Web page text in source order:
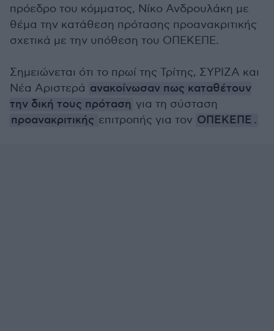
πρόεδρο του κόμματος, Νίκο Ανδρουλάκη με
θέμα την κατάθεση πρότασης προανακριτικής
σχετικά με την υπόθεση του ΟΠΕΚΕΠΕ.
Σημειώνεται ότι το πρωί της Τρίτης, ΣΥΡΙΖΑ και
Νέα Αριστερά ανακοίνωσαν πως καταθέτουν
την δική τους πρόταση για τη σύσταση
προανακριτικής επιτροπής για τον ΟΠΕΚΕΠΕ .